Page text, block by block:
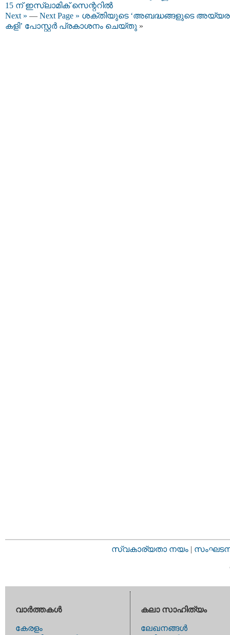
15 ന് ഇസ്‌ലാമിക് സെന്ററിൽ
Next » — Next Page » ശക്തിയുടെ ‘അബദ്ധങ്ങളുടെ
കളി’ പോസ്റ്റർ പ്രകാശനം ചെയ്തു »
സ്വകാര്യതാ നയം |
വാര്‍ത്തകള്‍
കേരളം
കലാ സാഹിത്യം
ലേഖനങ്ങള്‍